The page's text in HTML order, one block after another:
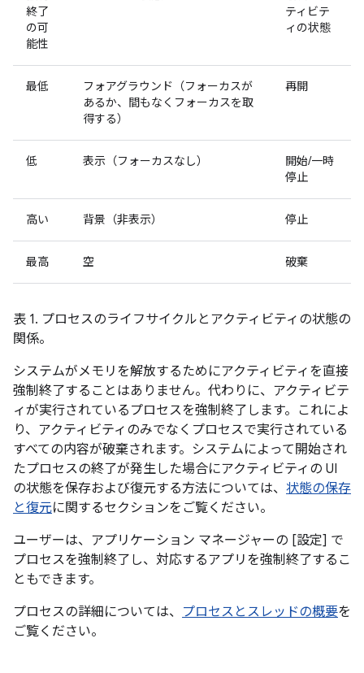
終了
の可
能性
ティビテ
ィの状態
最低
フォアグラウンド（フォーカスが
あるか、間もなくフォーカスを取
得する）
再開
低 表示（フォーカスなし）
開始/一時
停止
高い 背景（非表示） 停止
最高 空 破棄
表 1. プロセスのライフサイクルとアクティビティの状態の
関係。
システムがメモリを解放するためにアクティビティを直接
強制終了することはありません。代わりに、アクティビテ
ィが実行されているプロセスを強制終了します。これによ
り、アクティビティのみでなくプロセスで実行されている
すべての内容が破棄されます。システムによって開始され
たプロセスの終了が発生した場合にアクティビティの UI
の状態を保存および復元する方法については、 状態の保存
と復元に関するセクションをご覧ください。
ユーザーは、アプリケーション マネージャーの [設定] で
プロセスを強制終了し、対応するアプリを強制終了するこ
ともできます。
プロセスの詳細については、 プロセスとスレッドの概要を
ご覧ください。